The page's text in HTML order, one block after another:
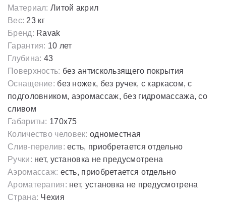
Материал: Литой акрил
Вес: 23 кг
Бренд: Ravak
Гарантия: 10 лет
Глубина: 43
Поверхность: без антискользящего покрытия
Оснащение:
подголовником, аэромассаж, без гидромассажа, со
сливом
Габариты: 170х75
Количество человек: одноместная
Слив-перелив: есть, приобретается отдельно
Ручки: нет, установка не предусмотрена
Аэромассаж: есть, приобретается отдельно
Ароматерапия: нет, установка не предусмотрена
Страна: Чехия